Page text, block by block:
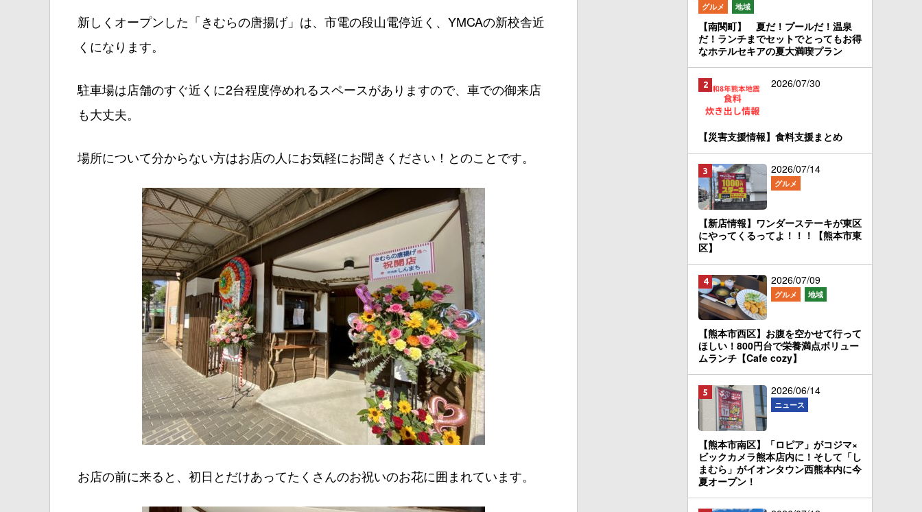
新しくオープンした「きむらの唐揚げ」は、市電の段山電停近く、YMCAの新校舎近
くになります。
駐車場は店舗のすぐ近くに2台程度停めれるスペースがありますので、車での御来店
も大丈夫。
場所について分からない方はお店の人にお気軽にお聞きください！とのことです。
お店の前に来ると、初日とだけあってたくさんのお祝いのお花に囲まれています。
グルメ 地域
【南関町】 夏だ！プールだ！温泉
だ！ランチまでセットでとってもお得
なホテルセキアの夏大満喫プラン
2026/07/30
【災害支援情報】食料支援まとめ
2026/07/14
グルメ
【新店情報】ワンダーステーキが東区
にやってくるってよ！！！【熊本市東
区】
2026/07/09
グルメ 地域
【熊本市西区】お腹を空かせて行って
ほしい！800円台で栄養満点ボリュー
ムランチ【Cafe cozy】
2026/06/14
ニュース
【熊本市南区】「ロピア」がコジマ×
ビックカメラ熊本店内に！そして「し
まむら」がイオンタウン西熊本内に今
夏オープン！